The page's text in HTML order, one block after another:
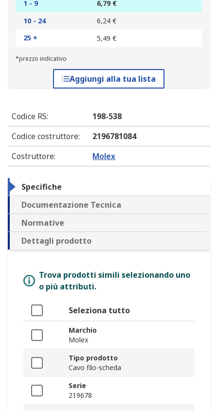
1 - 9
6,79 €
10 - 24
6,24 €
25 +
5,49 €
*prezzo indicativo
Aggiungi alla tua lista
Codice RS:
198-538
Codice costruttore:
2196781084
Costruttore: Molex
Specifiche
Documentazione Tecnica
Normative
Dettagli prodotto
Trova prodotti simili selezionando uno
o più attributi.
Seleziona tutto
Marchio
Molex
Tipo prodotto
Cavo filo-scheda
Serie
219678